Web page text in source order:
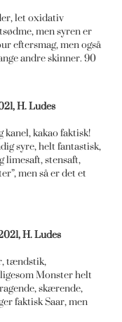
let oxidativ
men syren er
eftersmag, men også
andre skinner. 90
H. Ludes
kanel, kakao faktisk!
syre, helt fantastisk,
limesaft, stensaft,
men så er det et
H. Ludes
tændstik,
Monster helt
skærende,
faktisk Saar, men